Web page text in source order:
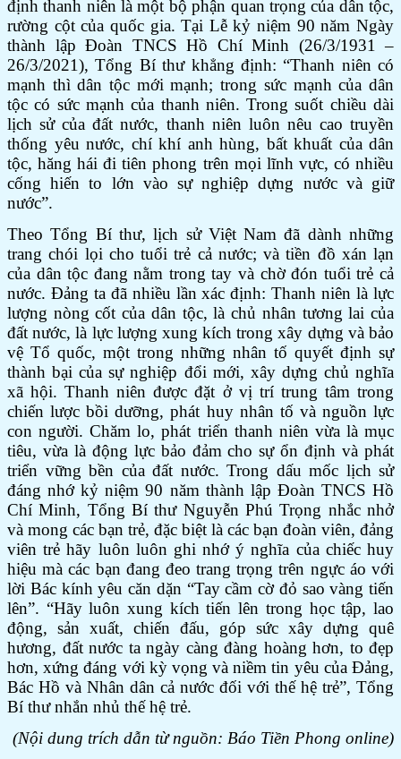
định thanh niên là một bộ phận quan trọng của dân tộc,
rường cột của quốc gia. Tại Lễ kỷ niệm 90 năm Ngày
thành lập Đoàn TNCS Hồ Chí Minh (26/3/1931 –
26/3/2021), Tổng Bí thư khẳng định: “Thanh niên có
mạnh thì dân tộc mới mạnh; trong sức mạnh của dân
tộc có sức mạnh của thanh niên. Trong suốt chiều dài
lịch sử của đất nước, thanh niên luôn nêu cao truyền
thống yêu nước, chí khí anh hùng, bất khuất của dân
tộc, hăng hái đi tiên phong trên mọi lĩnh vực, có nhiều
cống hiến to lớn vào sự nghiệp dựng nước và giữ
nước”.
Theo Tổng Bí thư, lịch sử Việt Nam đã dành những
trang chói lọi cho tuổi trẻ cả nước; và tiền đồ xán lạn
của dân tộc đang nằm trong tay và chờ đón tuổi trẻ cả
nước. Đảng ta đã nhiều lần xác định: Thanh niên là lực
lượng nòng cốt của dân tộc, là chủ nhân tương lai của
đất nước, là lực lượng xung kích trong xây dựng và bảo
vệ Tổ quốc, một trong những nhân tố quyết định sự
thành bại của sự nghiệp đổi mới, xây dựng chủ nghĩa
xã hội. Thanh niên được đặt ở vị trí trung tâm trong
chiến lược bồi dưỡng, phát huy nhân tố và nguồn lực
con người. Chăm lo, phát triển thanh niên vừa là mục
tiêu, vừa là động lực bảo đảm cho sự ổn định và phát
triển vững bền của đất nước. Trong dấu mốc lịch sử
đáng nhớ kỷ niệm 90 năm thành lập Đoàn TNCS Hồ
Chí Minh, Tổng Bí thư Nguyễn Phú Trọng nhắc nhở
và mong các bạn trẻ, đặc biệt là các bạn đoàn viên, đảng
viên trẻ hãy luôn luôn ghi nhớ ý nghĩa của chiếc huy
hiệu mà các bạn đang đeo trang trọng trên ngực áo với
lời Bác kính yêu căn dặn “Tay cầm cờ đỏ sao vàng tiến
lên”. “Hãy luôn xung kích tiến lên trong học tập, lao
động, sản xuất, chiến đấu, góp sức xây dựng quê
hương, đất nước ta ngày càng đàng hoàng hơn, to đẹp
hơn, xứng đáng với kỳ vọng và niềm tin yêu của Đảng,
Bác Hồ và Nhân dân cả nước đối với thế hệ trẻ”, Tổng
Bí thư nhắn nhủ thế hệ trẻ.
(Nội dung trích dẫn từ nguồn: Báo Tiền Phong online)